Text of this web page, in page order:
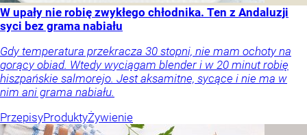
W upały nie robię zwykłego chłodnika. Ten z Andaluzji
syci bez grama nabiału
Gdy temperatura przekracza 30 stopni, nie mam ochoty na
gorący obiad. Wtedy wyciągam blender i w 20 minut robię
hiszpańskie salmorejo. Jest aksamitne, sycące i nie ma w
nim ani grama nabiału.
PrzepisyProduktyŻywienie